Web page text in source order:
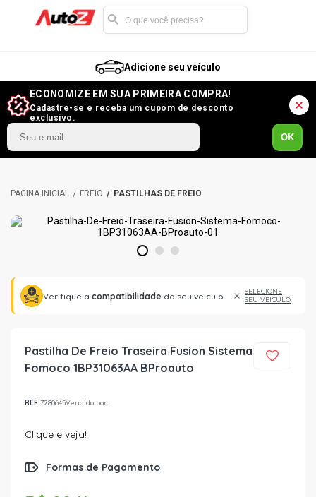
Adicione seu veículo
ECONOMIZE EM SUA PRIMEIRA COMPRA!
Cadastre-se e receba um cupom de desconto
exclusivo.
OK
FREIO PASTILHAS DE FREIO
1 2 3
Verifique a compatibilidade do seu veículo
SELECIONE
SEU VEÍCULO
Pastilha De Freio Traseira Fusion Sistema
Fomoco 1BP31063AA BProauto
REF:7280645Vendido por:
Clique e veja!
Formas de Pagamento